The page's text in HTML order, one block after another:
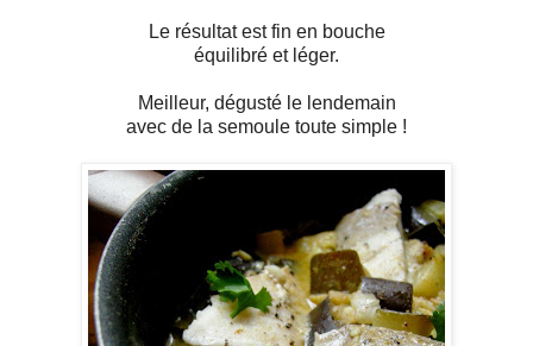
Le résultat est fin en bouche
équilibré et léger.
Meilleur, dégusté le lendemain
avec de la semoule toute simple !